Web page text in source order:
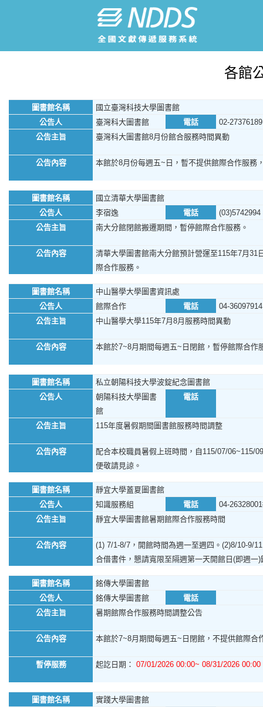
各館
圖書館名稱
國立臺灣科技大學圖書館
公告人
臺灣科大圖書館 電話
02-27376189
公告主旨
臺灣科大圖書館8月份館合服務時間異動
公告內容 本館於8月份每週五~日，暫不提供館際合作服務
圖書館名稱
國立清華大學圖書館
公告人
李宿逸 電話
(03)5742994
公告主旨
南大分館閉館搬遷期間，暫停館際合作服務。
公告內容
清華大學圖書館南大分館預計營運至115年7月
際合作服務。
圖書館名稱
中山醫學大學圖書資訊處
公告人
館際合作 電話
04-36097914
公告主旨
中山醫學大學115年7月8月服務時間異動
公告內容 本館於7~8月期間每週五~日閉館，暫停館際合作
圖書館名稱
私立朝陽科技大學波錠紀念圖書館
公告人
朝陽科技大學圖書
館
電話
公告主旨 115年度暑假期間圖書館服務時間調整
公告內容
配合本校職員暑假上班時間，自115/07/06~115/
便敬請見諒。
圖書館名稱
靜宜大學蓋夏圖書館
公告人
知識服務組 電話
04-
公告主旨
靜宜大學圖書館暑期館際合作服務時間
公告內容
(1) 7/1-8/7，開館時間為週一至週四。(2)8/10-9/
合借書件，懇請寬限至隔週第一天開館日(即週
圖書館名稱
銘傳大學圖書館
公告人
銘傳大學圖書館
電話
公告主旨
暑期館際合作服務時間調整公告
公告內容 本館於7~8月期間每週五~日閉館，不提供館際
暫停服務 起訖日期： 07/01/2026 00:00~ 08/31/2026 00:00
圖書館名稱
實踐大學圖書館